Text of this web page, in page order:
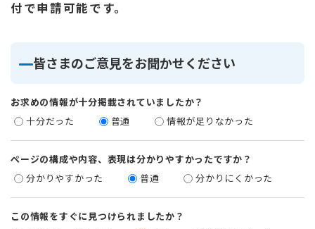
付で申請可能です。
皆さまのご意見をお聞かせください
お求めの情報が十分掲載されていましたか？
十分だった
普通 情報が足りなかった
ページの構成や内容、表現は分かりやすかったですか？
分かりやすかった
普通 分かりにくかった
この情報をすぐに見つけられましたか？